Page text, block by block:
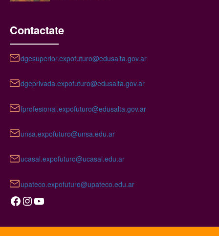
Contactate
dgesuperior.expofuturo@edusalta.gov.ar
dgeprivada.expofuturo@edusalta.gov.ar
fprofesional.expofuturo@edusalta.gov.ar
unsa.expofuturo@unsa.edu.ar
ucasal.expofuturo@ucasal.edu.ar
upateco.expofuturo@upateco.edu.ar
Facebook Instagram YouTube